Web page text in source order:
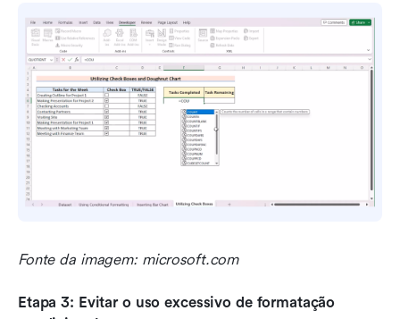
Fonte da imagem: microsoft.com
Etapa 3: Evitar o uso excessivo de formatação